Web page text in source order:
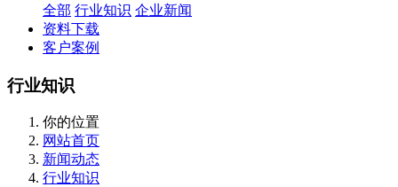
全部 行业知识 企业新闻
资料下载
客户案例
行业知识
你的位置
网站首页
新闻动态
行业知识